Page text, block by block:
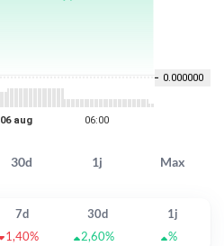
30d 1j Max
7d 30d
1j
1,40% 2,60% %